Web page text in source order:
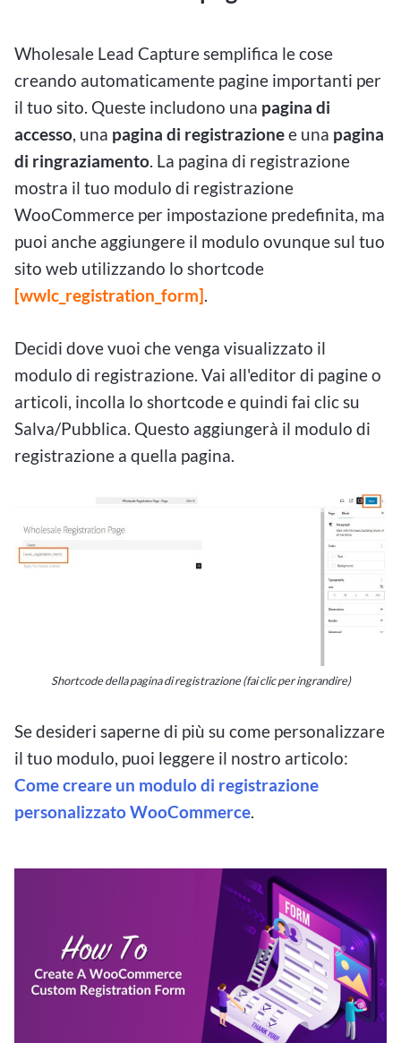
Wholesale Lead Capture semplifica le cose
creando automaticamente pagine importanti per
il tuo sito. Queste includono una pagina di
accesso, una pagina di registrazionee una pagina
di ringraziamento. La pagina di registrazione
mostra il tuo modulo di registrazione
WooCommerce per impostazione predefinita, ma
puoi anche aggiungere il modulo ovunque sul tuo
sito web utilizzando lo shortcode
[wwlc_registration_form].
Decidi dove vuoi che venga visualizzato il
modulo di registrazione. Vai all'editor di pagine o
articoli, incolla lo shortcode e quindi fai clic su
Salva/Pubblica. Questo aggiungerà il modulo di
registrazione a quella pagina.
Shortcode della pagina di registrazione (fai clic per ingrandire)
Se desideri saperne di più su come personalizzare
il tuo modulo, puoi leggere il nostro articolo:
Come creare un modulo di registrazione
personalizzato WooCommerce.